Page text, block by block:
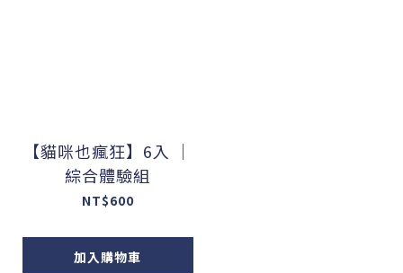
【貓咪也瘋狂】6入 ｜
綜合體驗組
NT$600
加入購物車